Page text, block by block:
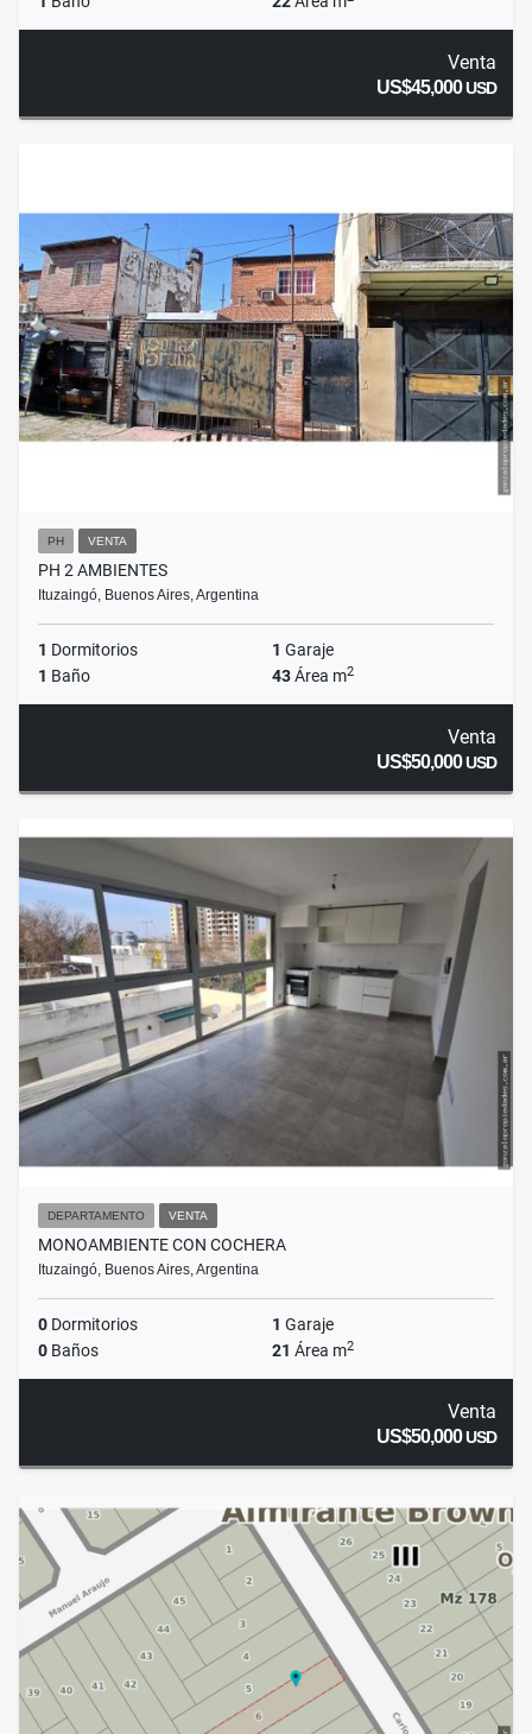
Venta
US$45,000USD
PH VENTA
PH 2 AMBIENTES
Ituzaingó, Buenos Aires, Argentina
1 Dormitorios 1 Garaje
1 Baño 43Área m2
Venta
US$50,000USD
DEPARTAMENTO VENTA
MONOAMBIENTE CON COCHERA
Ituzaingó, Buenos Aires, Argentina
0 Dormitorios 1 Garaje
0 Baños 21 Área m2
Venta
US$50,000USD